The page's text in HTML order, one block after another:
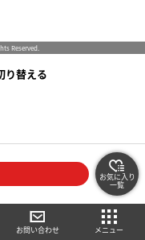
Reserved.
り替える
お問い合わせ メニュー
お気に入り
一覧